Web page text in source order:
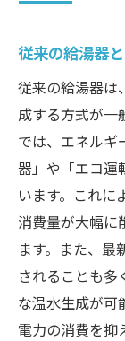
エネ
家庭
スマ
省エ
最新
エコジョ
エコ
ハイ
用途
長期
従来の給湯器
従来の給湯器は
成する方式が一
では、エネルギ
器」や「エコ運
います。これに
消費量が大幅に
ます。また、最
されることも多
な温水生成が可
電力の消費を抑